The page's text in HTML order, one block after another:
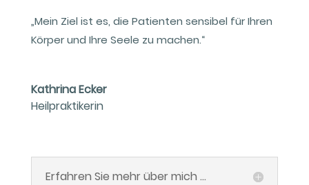
„Mein Ziel ist es, die Patienten sensibel für Ihren
Körper und Ihre Seele zu machen.“
Kathrina Ecker
Heilpraktikerin
Erfahren Sie mehr über mich ...